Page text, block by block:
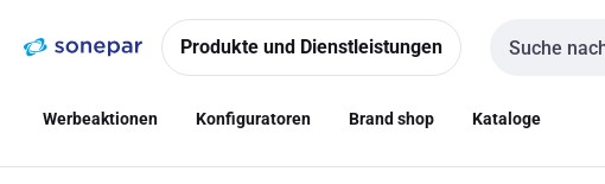
NavigationInhalt
Produkte und Dienstleistungen
Sucheingabe
Werbeaktionen Konfiguratoren Brand shop Kataloge